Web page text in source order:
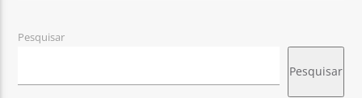
Pesquisar
Pesquisar